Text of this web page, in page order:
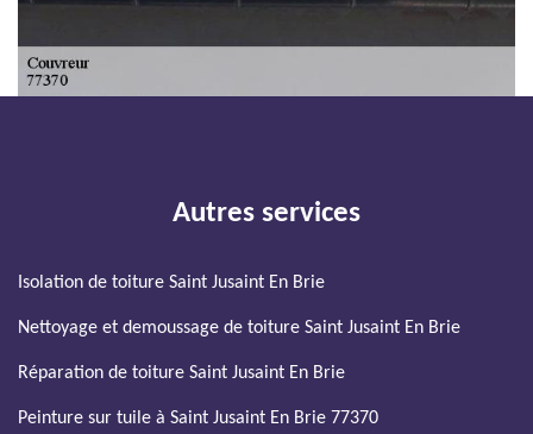
Autres services
Isolation de toiture Saint Jusaint En Brie
Nettoyage et demoussage de toiture Saint Jusaint En Brie
Réparation de toiture Saint Jusaint En Brie
Peinture sur tuile à Saint Jusaint En Brie 77370